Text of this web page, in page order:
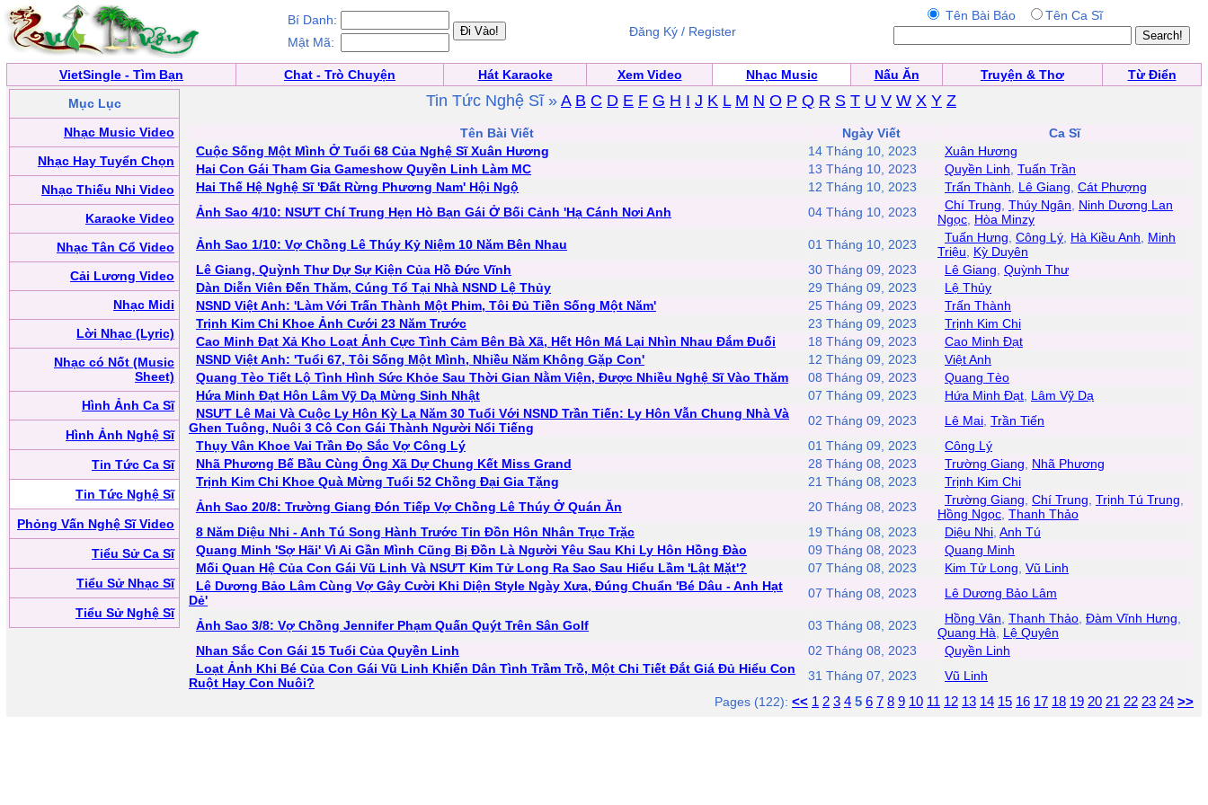
Bí Danh:
Mật Mã:
Đăng Ký / Register
Tên Bài Báo Tên Ca Sĩ
VietSingle - Tìm Bạn Chat - Trò Chuyện Hát Karaoke Xem Video Nhạc Music Nấu Ăn Truyện & Thơ
Từ Điển
Mục Lục
Nhạc Music Video
Nhạc Hay Tuyển Chọn
Nhạc Thiếu Nhi Video
Karaoke Video
Nhạc Tân Cổ Video
Cải Lương Video
Nhạc Midi
Lời Nhạc (Lyric)
Nhạc có Nốt (Music
Sheet)
Hình Ảnh Ca Sĩ
Hình Ảnh Nghệ Sĩ
Tin Tức Ca Sĩ
Tin Tức Nghệ Sĩ
Phỏng Vấn Nghệ Sĩ Video
Tiểu Sử Ca Sĩ
Tiểu Sử Nhạc Sĩ
Tiểu Sử Nghệ Sĩ
Tin Tức Nghệ Sĩ » A B C D E F G H I J K L M N O P Q R S T U V W X Y Z
Tên Bài Viết Ngày Viết
Ca Sĩ
Cuộc Sống Một Mình Ở Tuổi 68 Của Nghệ Sĩ Xuân Hương
14 Tháng 10, 2023
Xuân Hương
Hai Con Gái Tham Gia Gameshow Quyền Linh Làm MC
13 Tháng 10, 2023 Quyền Linh Tuấn Trần
Hai Thế Hệ Nghệ Sĩ 'Đất Rừng Phương Nam' Hội Ngộ
12 Tháng 10, 2023 Trấn Thành Lê Giang Cát Phượng
Ảnh Sao 4/10: NSƯT Chí Trung Hẹn Hò Bạn Gái Ở Bối Cảnh 'Hạ Cánh Nơi Anh
04 Tháng 10, 2023 Chí Trung Thúy Ngân
Ninh Dương Lan
Ngọc Hòa Minzy
Ảnh Sao 1/10: Vợ Chồng Lê Thúy Kỷ Niệm 10 Năm Bên Nhau
01 Tháng 10, 2023 Tuấn Hưng Công Lý Hà Kiều Anh
Minh
Triệu
Kỳ Duyên
Lê Giang, Quỳnh Thư Dự Sự Kiện Của Hồ Đức Vĩnh
30 Tháng 09, 2023 Lê Giang Quỳnh Thư
Dàn Diễn Viên Đến Thăm, Cúng Tổ Tại Nhà NSND Lệ Thủy
29 Tháng 09, 2023
Lệ Thủy
NSND Việt Anh: 'Làm Với Trấn Thành Một Phim, Tôi Đủ Tiền Sống Một Năm'
25 Tháng 09, 2023
Trấn Thành
Trịnh Kim Chi Khoe Ảnh Cưới 23 Năm Trước
23 Tháng 09, 2023
Trịnh Kim Chi
Cao Minh Đạt Xả Kho Loạt Ảnh Cực Tình Cảm Bên Bà Xã, Hết Hôn Má Lại Nhìn Nhau Đắm Đuối
18 Tháng 09, 2023
Cao Minh Đạt
NSND Việt Anh: 'Tuổi 67, Tôi Sống Một Mình, Nhiều Năm Không Gặp Con'
12 Tháng 09, 2023
Việt Anh
Quang Tèo Tiết Lộ Tình Hình Sức Khỏe Sau Thời Gian Nằm Viện, Được Nhiều Nghệ Sĩ Vào Thăm
08 Tháng 09, 2023
Quang Tèo
Hứa Minh Đạt Hôn Lâm Vỹ Dạ Mừng Sinh Nhật
07 Tháng 09, 2023 Hứa Minh Đạt Lâm Vỹ Dạ
NSƯT Lê Mai Và Cuộc Ly Hôn Kỳ Lạ Năm 30 Tuổi Với NSND Trần Tiến: Ly Hôn Vẫn Chung Nhà Và
Ghen Tuông, Nuôi 3 Cô Con Gái Thành Người Nổi Tiếng
02 Tháng 09, 2023 Lê Mai Trần Tiến
Thụy Vân Khoe Vai Trần Đọ Sắc Vợ Công Lý
01 Tháng 09, 2023
Công Lý
Nhã Phương Bế Bầu Cùng Ông Xã Dự Chung Kết Miss Grand
28 Tháng 08, 2023 Trường Giang
Nhã Phương
Trịnh Kim Chi Khoe Quà Mừng Tuổi 52 Chồng Đại Gia Tặng
21 Tháng 08, 2023
Trịnh Kim Chi
Ảnh Sao 20/8: Trường Giang Đón Tiếp Vợ Chồng Lê Thúy Ở Quán Ăn
20 Tháng 08, 2023 Trường Giang Chí Trung Trịnh Tú Trung
Hồng Ngọc Thanh Thảo
8 Năm Diệu Nhi - Anh Tú Song Hành Trước Tin Đồn Hôn Nhân Trục Trặc
19 Tháng 08, 2023 Diệu Nhi Anh Tú
Quang Minh 'Sợ Hãi' Vì Ai Gần Mình Cũng Bị Đồn Là Người Yêu Sau Khi Ly Hôn Hồng Đào
09 Tháng 08, 2023
Quang Minh
Mối Quan Hệ Của Con Gái Vũ Linh Và NSƯT Kim Tử Long Ra Sao Sau Hiểu Lầm 'Lật Mặt'?
07 Tháng 08, 2023 Kim Tử Long Vũ Linh
Lê Dương Bảo Lâm Cùng Vợ Gây Cười Khi Diện Style Ngày Xưa, Đúng Chuẩn 'Bé Dâu - Anh Hạt
Dẻ'
07 Tháng 08, 2023 Lê Dương Bảo Lâm
Ảnh Sao 3/8: Vợ Chồng Jennifer Phạm Quấn Quýt Trên Sân Golf 03 Tháng 08, 2023 Hồng Vân Thanh Thảo Đàm Vĩnh Hưng
Quang Hà
Lệ Quyên
Nhan Sắc Con Gái 15 Tuổi Của Quyền Linh
02 Tháng 08, 2023
Quyền Linh
Loạt Ảnh Khi Bé Của Con Gái Vũ Linh Khiến Dân Tình Trầm Trồ, Một Chi Tiết Đắt Giá Đủ Hiểu Con
Ruột Hay Con Nuôi?
31 Tháng 07, 2023
Vũ Linh
Pages (122): << 1 2 3 4 5 6 7 8 9 10 11 12 13 14 15 16 17 18 19 20 21 22 23 24 >>